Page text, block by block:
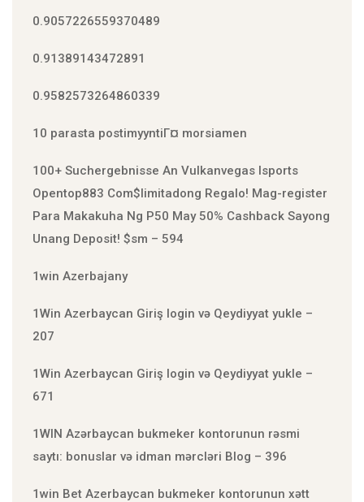
0.9057226559370489
0.91389143472891
0.9582573264860339
10 parasta postimyyntiГ¤ morsiamen
100+ Suchergebnisse An Vulkanvegas Isports
Open️top883 Com$limitadong Regalo! Mag-register
Para Makakuha Ng P50 May 50% Cashback Sayong
Unang Deposit! $sm – 594
1win Azerbajany
1Win Azerbaycan Giriş login və Qeydiyyat yukle –
207
1Win Azerbaycan Giriş login və Qeydiyyat yukle –
671
1WIN Azərbaycan bukmeker kontorunun rəsmi
saytı: bonuslar və idman mərcləri Blog – 396
1win Bet Azerbaycan bukmeker kontorunun xətt